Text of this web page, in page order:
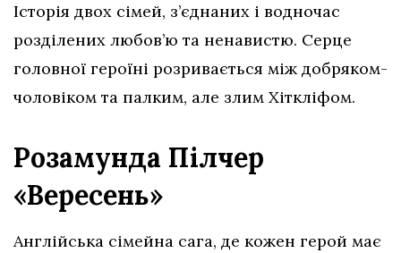
Історія двох сімей, з’єднаних і водночас
розділених любов’ю та ненавистю. Серце
головної героїні розривається між добряком-
чоловіком та палким, але злим Хіткліфом.
Розамунда Пілчер
«Вересень»
Англійська сімейна сага, де кожен герой має